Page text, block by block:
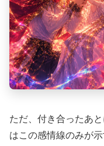
ただ、付き合ったあ
はこの感情線のみが